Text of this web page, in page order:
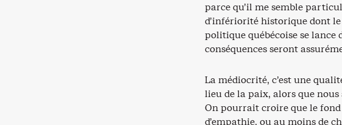
parce qu’il me semble
d’infériorité historique dont
politique québécoise se lance
conséquences seront
La médiocrité, c’est une
lieu de la paix, alors que nous
On pourrait croire que le
d’empathie, ou au moins de